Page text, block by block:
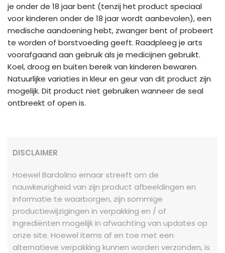
je onder de 18 jaar bent (tenzij het product speciaal
voor kinderen onder de 18 jaar wordt aanbevolen), een
medische aandoening hebt, zwanger bent of probeert
te worden of borstvoeding geeft. Raadpleeg je arts
voorafgaand aan gebruik als je medicijnen gebruikt.
Koel, droog en buiten bereik van kinderen bewaren.
Natuurlijke variaties in kleur en geur van dit product zijn
mogelijk. Dit product niet gebruiken wanneer de seal
ontbreekt of open is.
DISCLAIMER
Hoewel Bardolino ernaar streeft om de
nauwkeurigheid van zijn product afbeeldingen en
informatie te waarborgen, zijn sommige
productiewijzigingen in verpakking en / of
ingrediënten mogelijk in afwachting van updates op
onze site. Hoewel items af en toe met een
alternatieve verpakking kunnen worden verzonden, is